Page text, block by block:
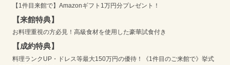
【1件目来館で】Amazonギフト1万円分プレゼント！
【来館特典】
お料理重視の方必見！高級食材を使用した豪華試食付き
【成約特典】
料理ランクUP・ドレス等最大150万円の優待！《1件目のご来館で》挙式